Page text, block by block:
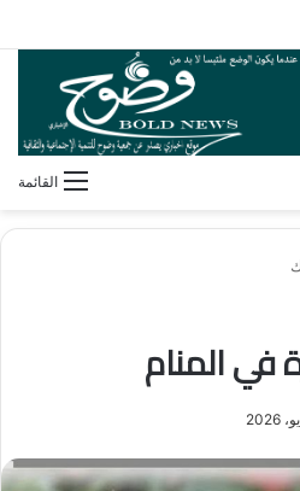
القائمة
في المنام